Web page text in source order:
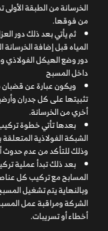
على كل جدران وأرضيات
الخرسانة.
بعدها تأتي خطوة تركيب
الفولاذية المتعلقة بالهيكل
من عدم حدوث أي تسربات
بعد ذلك تبدأ عملية
المسابح مع تركيب كل عناصر
يتم تشغيل المسبح من
ومراقبة عمل المسبح
تسريبات.
نوعية تصميم حمام
الخرسانة من الطبقة
من فوقها.
ثم يأتي بعد ذلك دور
المياه قبل إضافة الخرسانة
دور وضع الهيكل
داخل المسبح
ويكون عبارة عن
تثبيتها على كل جدران
أخري من الخرسانة.
بعدها تأتي خطوة
الشبكة الفولاذية المتعلقة
وذلك للتأكد من عدم حدوث
بعد ذلك تبدأ عملية
المسابح مع تركيب كل
وبالنهاية يتم تشغيل
الشركة ومراقبة عمل
أخطاء أو تسريبات.